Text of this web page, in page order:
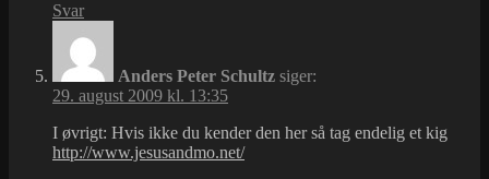
Svar
Anders Peter Schultz siger:
29. august 2009 kl. 13:35
I øvrigt: Hvis ikke du kender den her så tag endelig et kig
http://www.jesusandmo.net/